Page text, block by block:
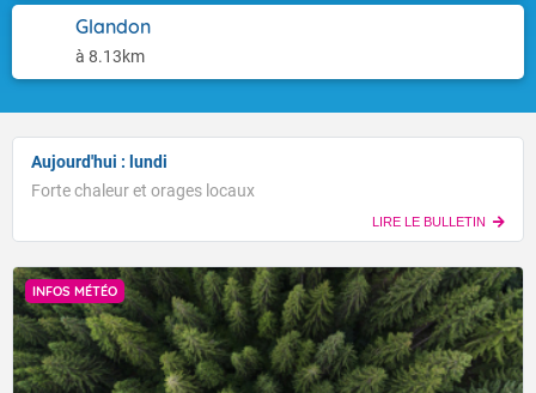
Glandon
à 8.13km
Aujourd'hui : lundi
Forte chaleur et orages locaux
LIRE LE BULLETIN
INFOS MÉTÉO